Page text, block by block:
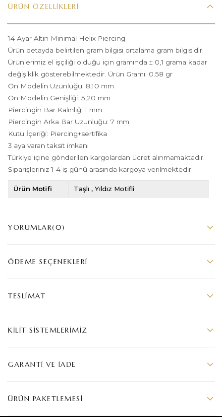
ÜRÜN ÖZELLIKLERI
14 Ayar Altın Minimal Helix Piercing
Ürün detayda belirtilen gram bilgisi ortalama gram bilgisidir.
Ürünlerimiz el işçiliği olduğu için gramında ± 0,1 grama kadar
değişiklik gösterebilmektedir. Ürün Gramı: 0.58 gr
Ön Modelin Uzunluğu: 8,10 mm
Ön Modelin Genişliği: 5,20 mm
Piercingin Bar Kalınlığı 1 mm
Piercingin Arka Bar Uzunluğu: 7 mm
Kutu İçeriği: Piercing+sertifika
3 aya varan taksit imkanı
Türkiye içine gönderilen kargolardan ücret alınmamaktadır.
Siparişleriniz 1-4 iş günü arasında kargoya verilmektedir.
Ürün Motifi Taşlı Yıldız Motifli
YORUMLAR(0)
ÖDEME SEÇENEKLERI
TESLIMAT
KILIT SISTEMLERIMIZ
GARANTI VE İADE
ÜRÜN PAKETLEMESI